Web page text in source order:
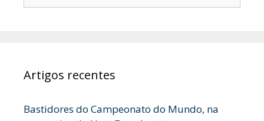
por:
Artigos recentes
Bastidores do Campeonato do Mundo, na